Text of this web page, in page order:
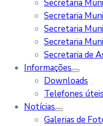
Secretaria
Secretaria
Secretaria
Secretaria
Secretaria de
Informações
Downloads
Telefones úteis
Notícias
Galerias de